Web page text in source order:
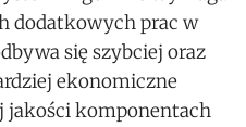
dodatkowych prac w
się szybciej oraz
ekonomiczne
jakości komponentach